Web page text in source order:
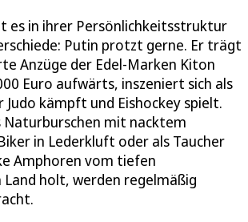
es in ihrer Persönlichkeitsstruktur
Putin protzt gerne. Er trägt
Anzüge der Edel-Marken Kiton
Euro aufwärts, inszeniert sich als
Judo kämpft und Eishockey spielt.
Naturburschen mit nacktem
in Lederkluft oder als Taucher
Amphoren vom tiefen
Land holt, werden regelmäßig